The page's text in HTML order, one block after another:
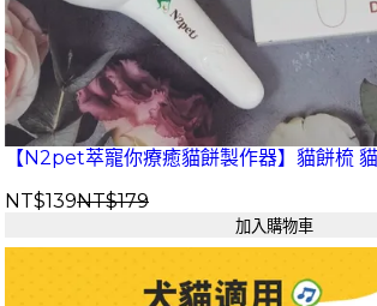
【N2pet萃寵你療癒貓餅製作器】貓餅梳
NT$139NT$179
加入購物車